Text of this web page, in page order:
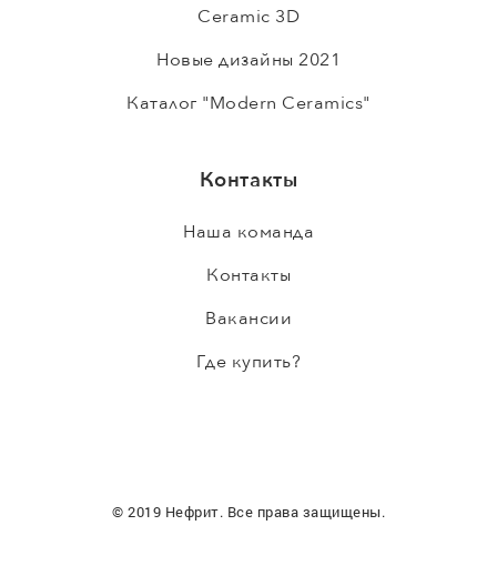
Ceramic 3D
Новые дизайны 2021
Каталог "Modern Ceramics"
Контакты
Наша команда
Контакты
Вакансии
Где купить?
© 2019 Нефрит. Все права защищены.